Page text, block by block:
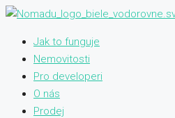
Jak to funguje
Nemovitosti
Pro developeri
O nás
Prodej